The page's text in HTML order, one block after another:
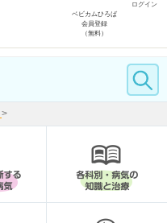
ログイン
ベビカムひろば
会員登録
（無料）
>